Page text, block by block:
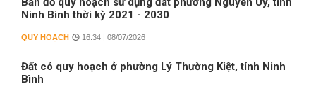
Ninh Bình thời kỳ 2021 - 2030
QUY HOẠCH 16:34 | 08/07/2026
Đất có quy hoạch ở phường Lý Thường Kiệt, tỉnh Ninh
Bình